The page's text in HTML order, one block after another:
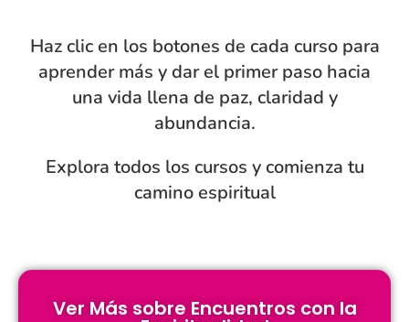
Haz clic en los botones de cada curso para
aprender más y dar el primer paso hacia
una vida llena de paz, claridad y
abundancia.
Explora todos los cursos y comienza tu
camino espiritual
Ver Más sobre Encuentros con la